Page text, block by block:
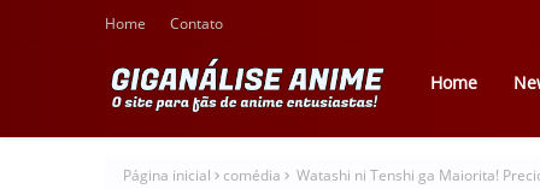
Home Contato
Home
Página inicial comédia Watashi ni Tenshi ga Maiorita!